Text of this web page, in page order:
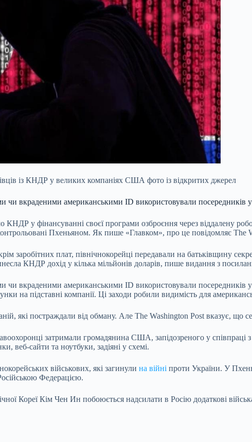
із КНДР у великих компаніях США фото із відкритих джерел
чи вкраденими американськими ID використовували посередників
у фінансуванні своєї програми озброєння через віддалену
Пхеньяном. Як пише «Главком», про це повідомляє The
заробітних плат, північнокорейці передавали на батьківщину
КНДР дохід у кілька мільйонів доларів, пише видання з
чи вкраденими американськими ID використовували
на підставні компанії. Ці заходи робили видимість для
які постраждали від обману. Але The Washington Post вказує, що
затримали громадянина США, запідозреного у
веб-сайти та ноутбуки, задіяні у схемі.
військових, які загинули на війні проти України. У
Федерацією.
Кореї Кім Чен Ин побоюється надсилати в Росію додаткові